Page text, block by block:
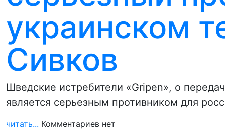
украинском
Сивков
Шведские истребители «Gripen», о
является серьезным противником для
читать... Комментариев нет